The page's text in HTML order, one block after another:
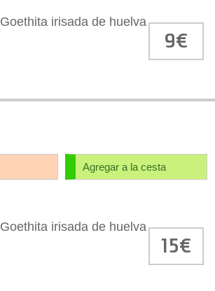
Goethita irisada de huelva
9€
Agregar a la cesta
Goethita irisada de huelva
15€